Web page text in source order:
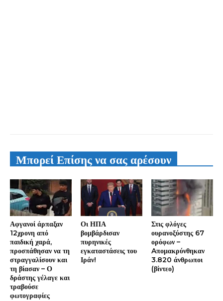
Μπορεί Επίσης να σας αρέσουν
Αφγανοί άρπαξαν
12χρονη από
παιδική χαρά,
προσπάθησαν να τη
στραγγαλίσουν και
τη βίασαν – Ο
δράστης γέλαγε και
τραβούσε
φωτογραφίες
Οι ΗΠΑ
βομβάρδισαν
πυρηνικές
εγκαταστάσεις του
Ιράν!
Στις φλόγες
ουρανοξύστης 67
ορόφων –
Aπομακρύνθηκαν
3.820 άνθρωποι
(βίντεο)